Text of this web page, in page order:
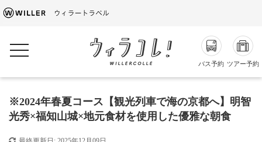
バス予約 ツアー予約
toggle navigation
※2024年春夏コース【観光列車で海の京都へ】明智
光秀×福知山城×地元食材を使用した優雅な朝食